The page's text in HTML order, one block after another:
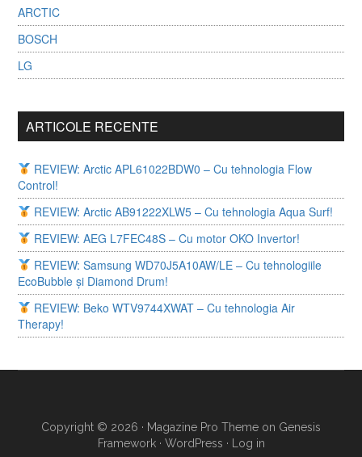
ARCTIC
BOSCH
LG
ARTICOLE RECENTE
REVIEW: Arctic APL61022BDW0 – Cu tehnologia Flow
Control!
REVIEW: Arctic AB91222XLW5 – Cu tehnologia Aqua Surf!
REVIEW: AEG L7FEC48S – Cu motor OKO Invertor!
REVIEW: Samsung WD70J5A10AW/LE – Cu tehnologiile
EcoBubble și Diamond Drum!
REVIEW: Beko WTV9744XWAT – Cu tehnologia Air
Therapy!
Copyright © 2026 · Magazine Pro Theme on Genesis
Framework· WordPress · Log in